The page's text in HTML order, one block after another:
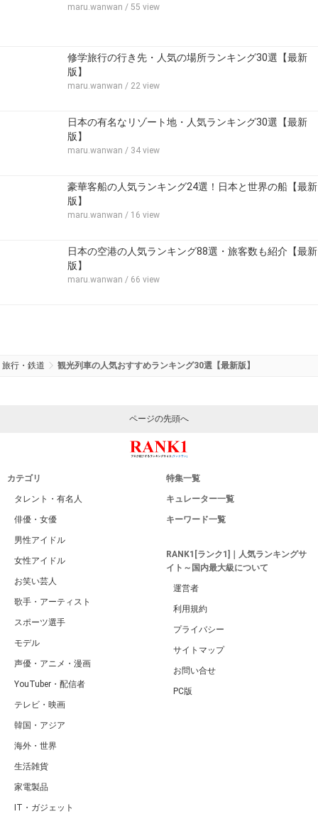
maru.wanwan / 55 view
修学旅行の行き先・人気の場所ランキング30選【最新
版】
maru.wanwan / 22 view
日本の有名なリゾート地・人気ランキング30選【最新
版】
maru.wanwan / 34 view
豪華客船の人気ランキング24選！日本と世界の船【最新
版】
maru.wanwan / 16 view
日本の空港の人気ランキング88選・旅客数も紹介【最新
版】
maru.wanwan / 66 view
旅行・鉄道 観光列車の人気おすすめランキング30選【最新版】
ページの先頭へ
カテゴリ
タレント・有名人
俳優・女優
男性アイドル
女性アイドル
お笑い芸人
歌手・アーティスト
スポーツ選手
モデル
声優・アニメ・漫画
YouTuber・配信者
テレビ・映画
韓国・アジア
海外・世界
生活雑貨
家電製品
IT・ガジェット
特集一覧
キュレーター一覧
キーワード一覧
RANK1[ランク1]｜人気ランキングサ
イト～国内最大級について
運営者
利用規約
プライバシー
サイトマップ
お問い合せ
PC版